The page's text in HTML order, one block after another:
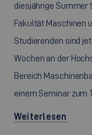
diesjährige Summer
Fakultät Maschinen
Studierenden sind
Wochen an der
Bereich
einem Seminar zum
Weiterlesen